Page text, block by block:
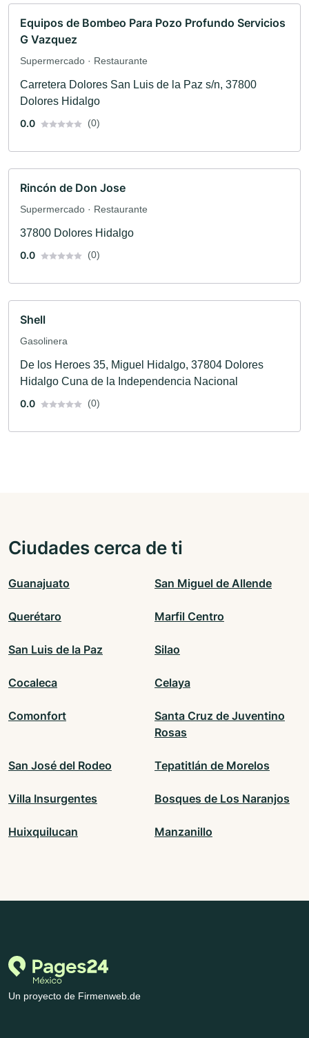
Equipos de Bombeo Para Pozo Profundo Servicios
G Vazquez
Supermercado · Restaurante
Carretera Dolores San Luis de la Paz s/n, 37800
Dolores Hidalgo
0.0
(0)
Rincón de Don Jose
Supermercado · Restaurante
37800 Dolores Hidalgo
0.0
(0)
Shell
Gasolinera
De los Heroes 35, Miguel Hidalgo, 37804 Dolores
Hidalgo Cuna de la Independencia Nacional
0.0
(0)
Ciudades cerca de ti
Guanajuato San Miguel de Allende
Querétaro Marfil Centro
San Luis de la Paz Silao
Cocaleca Celaya
Comonfort
Santa Cruz de Juventino
Rosas
San José del Rodeo Tepatitlán de Morelos
Villa Insurgentes Bosques de Los Naranjos
Huixquilucan Manzanillo
Un proyecto de Firmenweb.de